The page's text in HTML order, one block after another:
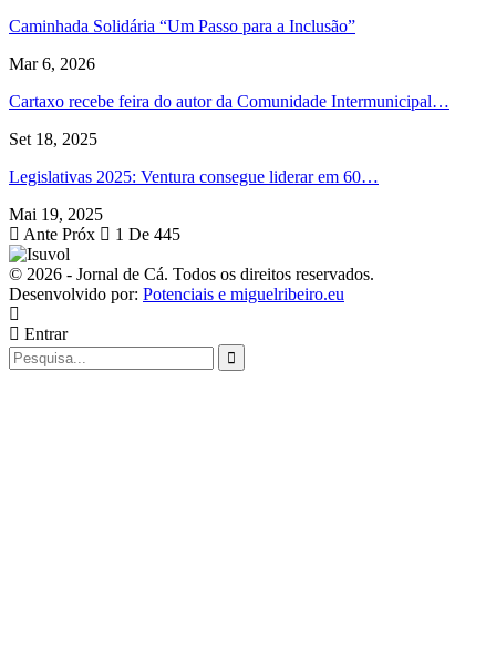
Caminhada Solidária “Um Passo para a Inclusão”
Mar 6, 2026
Cartaxo recebe feira do autor da Comunidade Intermunicipal…
Set 18, 2025
Legislativas 2025: Ventura consegue liderar em 60…
Mai 19, 2025
Ante Próx 1 De 445
© 2026 - Jornal de Cá. Todos os direitos reservados.
Desenvolvido por: Potenciais e miguelribeiro.eu
Entrar